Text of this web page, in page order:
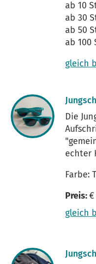
ab 10
ab 30
ab 50
ab 100
gleich
Die
echter
Farbe:
Preis:€
gleich